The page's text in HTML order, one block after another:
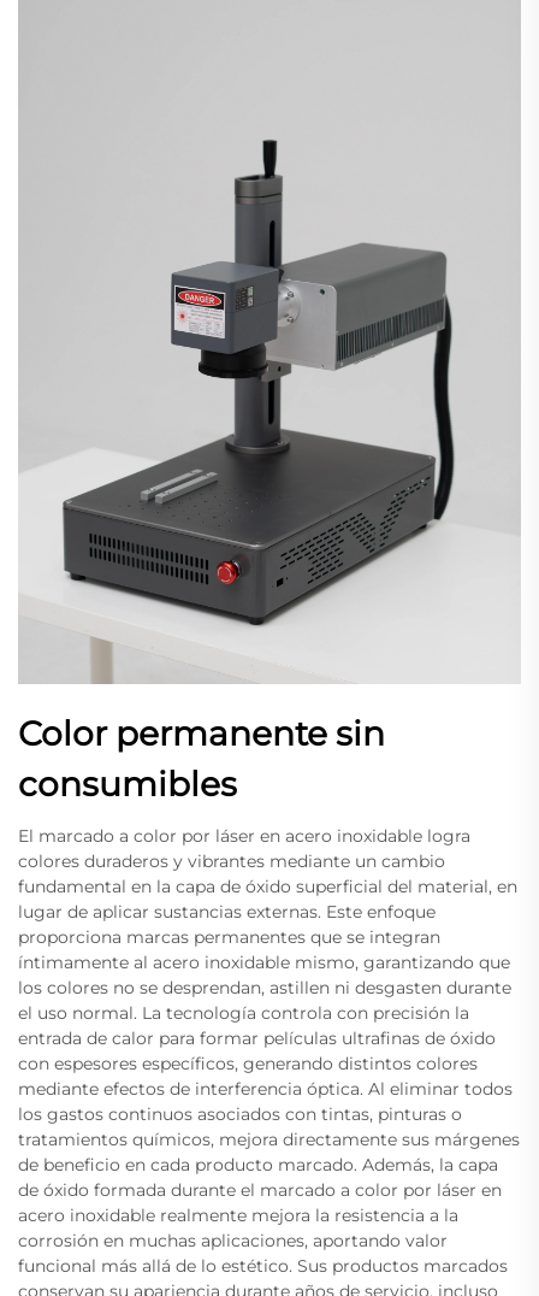
Color permanente sin
consumibles
El marcado a color por láser en acero inoxidable logra
colores duraderos y vibrantes mediante un cambio
fundamental en la capa de óxido superficial del material, en
lugar de aplicar sustancias externas. Este enfoque
proporciona marcas permanentes que se integran
íntimamente al acero inoxidable mismo, garantizando que
los colores no se desprendan, astillen ni desgasten durante
el uso normal. La tecnología controla con precisión la
entrada de calor para formar películas ultrafinas de óxido
con espesores específicos, generando distintos colores
mediante efectos de interferencia óptica. Al eliminar todos
los gastos continuos asociados con tintas, pinturas o
tratamientos químicos, mejora directamente sus márgenes
de beneficio en cada producto marcado. Además, la capa
de óxido formada durante el marcado a color por láser en
acero inoxidable realmente mejora la resistencia a la
corrosión en muchas aplicaciones, aportando valor
funcional más allá de lo estético. Sus productos marcados
conservan su apariencia durante años de servicio, incluso